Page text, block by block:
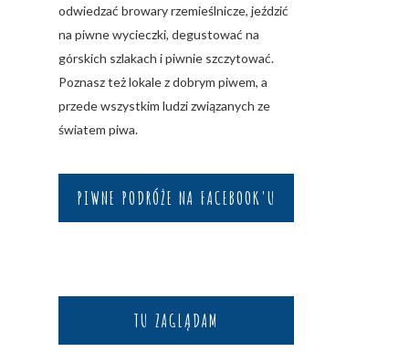
odwiedzać browary rzemieślnicze, jeździć
na piwne wycieczki, degustować na
górskich szlakach i piwnie szczytować.
Poznasz też lokale z dobrym piwem, a
przede wszystkim ludzi związanych ze
światem piwa.
PIWNE PODRÓŻE NA FACEBOOK'U
TU ZAGLĄDAM